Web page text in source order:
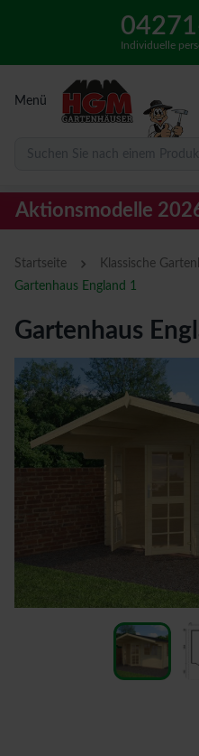
Individuelle
Menü
Suchen Sie nach einem
Aktionsmodelle
Startseite › Klassische
Gartenhaus England 1
Gartenhaus